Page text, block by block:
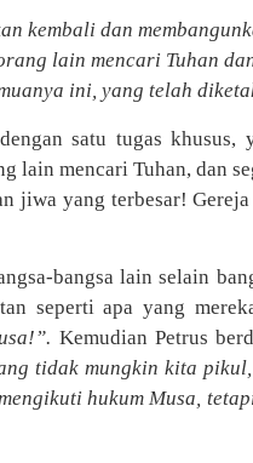
kembali dan
lain mencari Tuhan
ini, yang telah
satu tugas
lain mencari Tuhan, dan
jiwa yang terbesar!
bangsa lain selain
seperti apa yang
Kemudian Petrus
tidak mungkin kita
hukum Musa,